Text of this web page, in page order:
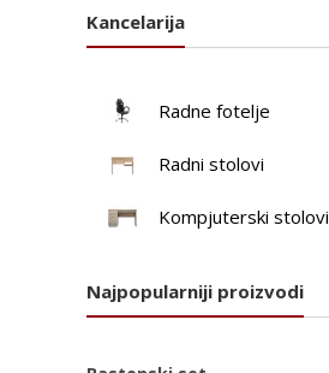
Kancelarija
Radne fotelje
Radni stolovi
Kompjuterski stolovi
Najpopularniji proizvodi